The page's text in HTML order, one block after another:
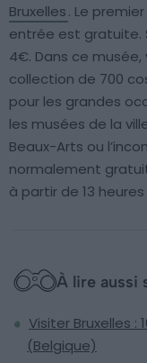
Bruxelles. Le
entrée est gratuite.
4€. Dans ce
collection de 700
pour les grandes
les musées de la
Beaux-Arts ou
normalement
à partir de 13 heures
À lire aussi
Visiter Bruxelles
(Belgique)